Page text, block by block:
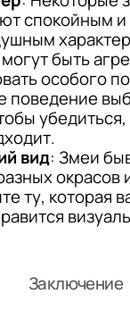
спокойным и
быть
особого
поведение
убедиться,
вид: Змеи
окрасов
ту, которая
Заключение